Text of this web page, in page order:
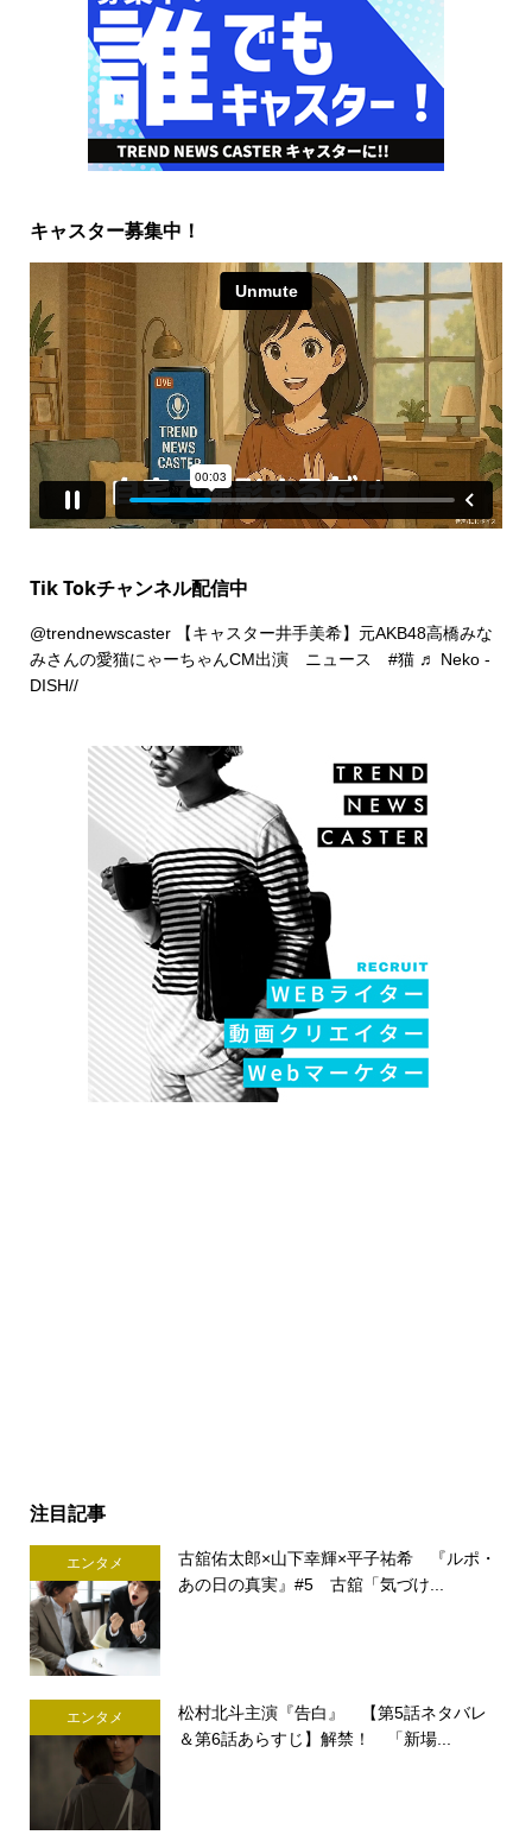
キャスター募集中！
Tik Tokチャンネル配信中
@trendnewscaster【キャスター井手美希】元AKB48高橋みな
みさんの愛猫にゃーちゃんCM出演 ニュース #猫 ♬ Neko -
DISH//
注目記事
エンタメ
古舘佑太郎×山下幸輝×平子祐希 『ルポ・
あの日の真実』#5 古舘「気づけ...
エンタメ
松村北斗主演『告白』 【第5話ネタバレ
＆第6話あらすじ】解禁！ 「新場...